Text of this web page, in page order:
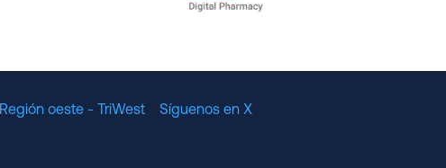
Región oeste - TriWest
Síguenos en X